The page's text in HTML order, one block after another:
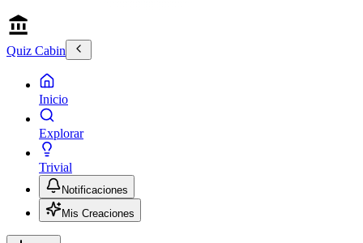
Quiz Cabin
Inicio
Explorar
Trivial
Notificaciones
Mis Creaciones